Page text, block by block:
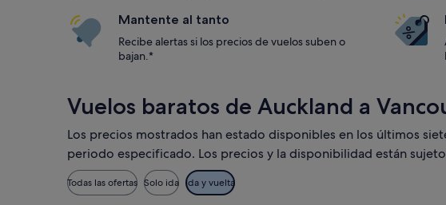
Mantente al tanto
Recibe alertas si los precios de vuelos suben o
bajan.*
Vuelos baratos de Auckland a
Los precios mostrados han estado disponibles en los últimos
periodo especificado. Los precios y la disponibilidad están
Todas las ofertas Solo ida Ida y vuelta